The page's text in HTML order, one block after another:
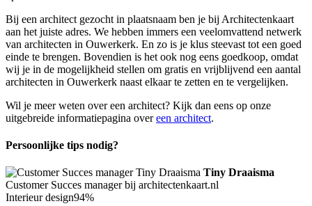
Bij een architect gezocht in plaatsnaam ben je bij Architectenkaart
aan het juiste adres. We hebben immers een veelomvattend netwerk
van architecten in Ouwerkerk. En zo is je klus steevast tot een goed
einde te brengen. Bovendien is het ook nog eens goedkoop, omdat
wij je in de mogelijkheid stellen om gratis en vrijblijvend een aantal
architecten in Ouwerkerk naast elkaar te zetten en te vergelijken.
Wil je meer weten over een architect? Kijk dan eens op onze
uitgebreide informatiepagina overeen architect.
Persoonlijke tips nodig?
Tiny Draaisma
Customer Succes manager bij architectenkaart.nl
Interieur design94%